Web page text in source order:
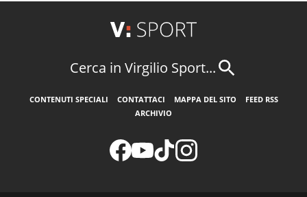
Cerca in Virgilio Sport...
CONTENUTI SPECIALI CONTATTACI MAPPA DEL SITO
FEED RSS
ARCHIVIO